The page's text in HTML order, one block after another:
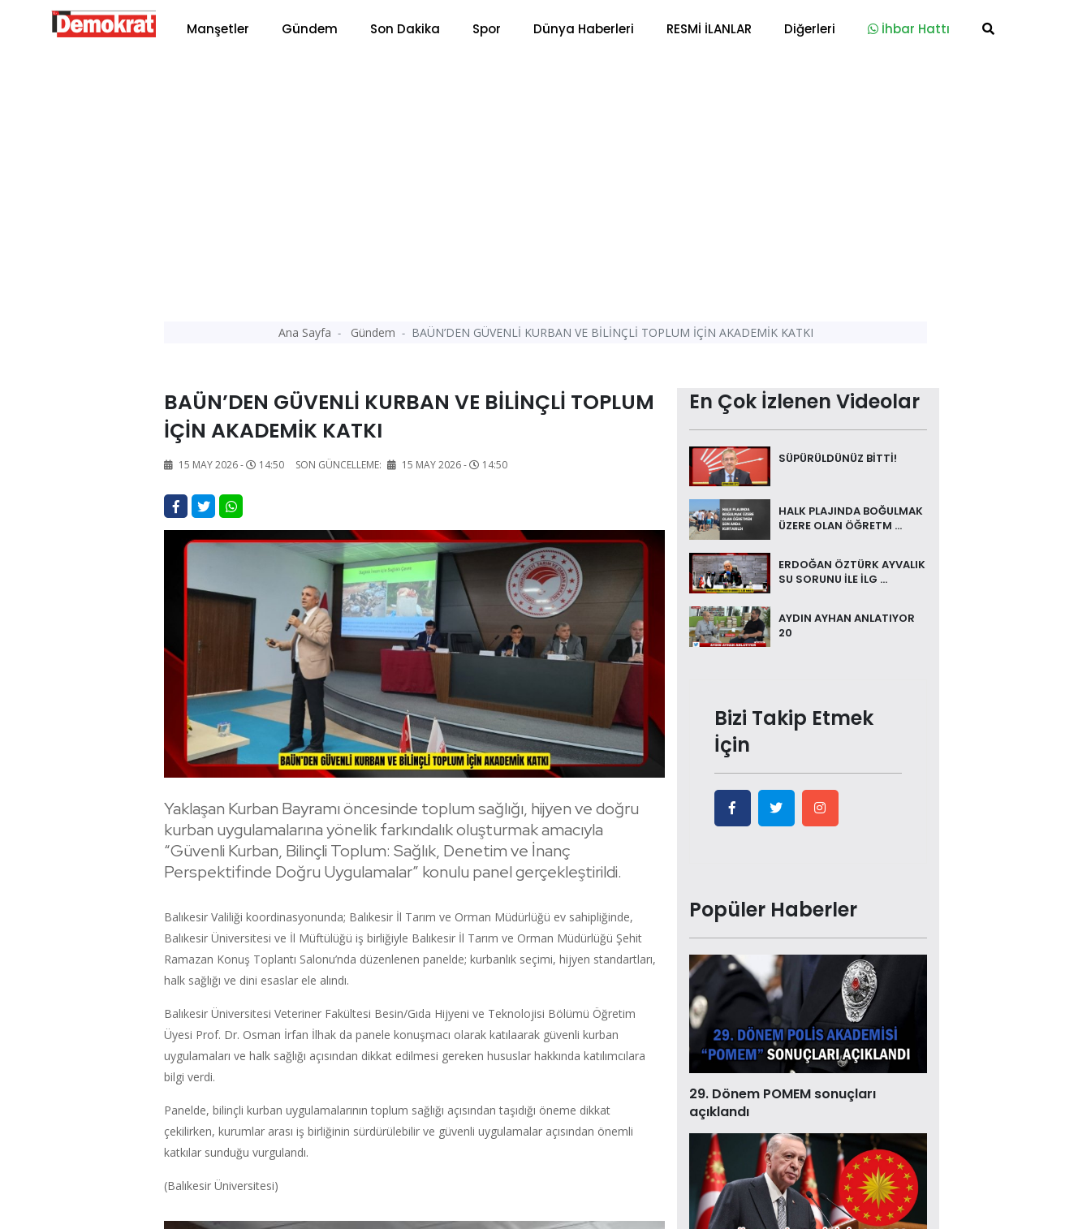
Manşetler Gündem Son Dakika Spor Dünya Haberleri RESMİ İLANLAR Diğerleri İhbar Hattı
Ana Sayfa Gündem BAÜN’DEN GÜVENLİ KURBAN VE BİLİNÇLİ TOPLUM İÇİN AKADEMİK KATKI
BAÜN’DEN GÜVENLİ KURBAN VE BİLİNÇLİ TOPLUM
İÇİN AKADEMİK KATKI
15 MAY 2026 - 14:50 SON GÜNCELLEME: 15 MAY 2026 - 14:50
Yaklaşan Kurban Bayramı öncesinde toplum sağlığı, hijyen ve doğru
kurban uygulamalarına yönelik farkındalık oluşturmak amacıyla
“Güvenli Kurban, Bilinçli Toplum: Sağlık, Denetim ve İnanç
Perspektifinde Doğru Uygulamalar” konulu panel gerçekleştirildi.
Balıkesir Valiliği koordinasyonunda; Balıkesir İl Tarım ve Orman Müdürlüğü ev sahipliğinde,
Balıkesir Üniversitesi ve İl Müftülüğü iş birliğiyle Balıkesir İl Tarım ve Orman Müdürlüğü Şehit
Ramazan Konuş Toplantı Salonu’nda düzenlenen panelde; kurbanlık seçimi, hijyen standartları,
halk sağlığı ve dini esaslar ele alındı.
Balıkesir Üniversitesi Veteriner Fakültesi Besin/Gıda Hijyeni ve Teknolojisi Bölümü Öğretim
Üyesi Prof. Dr. Osman İrfan İlhak da panele konuşmacı olarak katılaarak güvenli kurban
uygulamaları ve halk sağlığı açısından dikkat edilmesi gereken hususlar hakkında katılımcılara
bilgi verdi.
Panelde, bilinçli kurban uygulamalarının toplum sağlığı açısından taşıdığı öneme dikkat
çekilirken, kurumlar arası iş birliğinin sürdürülebilir ve güvenli uygulamalar açısından önemli
katkılar sunduğu vurgulandı.
(Balıkesir Üniversitesi)
En Çok İzlenen Videolar
SÜPÜRÜLDÜNÜZ BİTTİ!
HALK PLAJINDA BOĞULMAK
ÜZERE OLAN ÖĞRETM ...
ERDOĞAN ÖZTÜRK AYVALIK
SU SORUNU İLE İLG ...
AYDIN AYHAN ANLATIYOR
20
Bizi Takip Etmek
İçin
Popüler Haberler
29. Dönem POMEM sonuçları
açıklandı